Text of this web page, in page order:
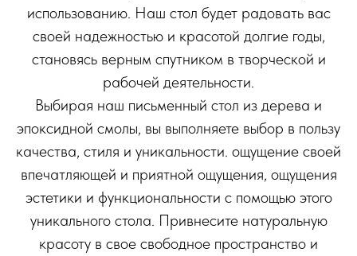
использованию. Наш стол будет радовать вас
своей надежностью и красотой долгие годы,
становясь верным спутником в творческой и
рабочей деятельности.
Выбирая наш письменный стол из дерева и
эпоксидной смолы, вы выполняете выбор в пользу
качества, стиля и уникальности. ощущение своей
впечатляющей и приятной ощущения, ощущения
эстетики и функциональности с помощью этого
уникального стола. Привнесите натуральную
красоту в свое свободное пространство и